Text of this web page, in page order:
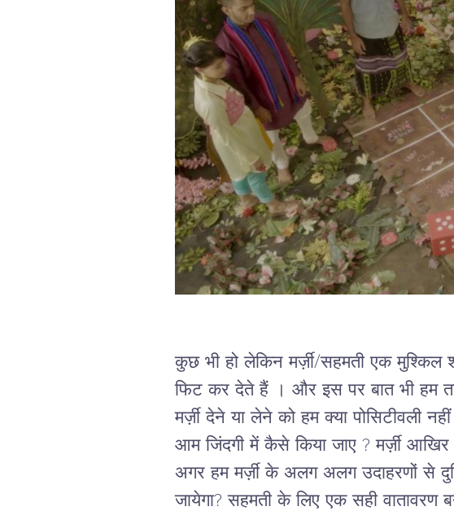
कुछ भी हो लेकिन मर्ज़ी/सहमती एक मुश्किल
फिट कर देते हैं । और इस पर बात भी हम
मर्ज़ी देने या लेने को हम क्या पोसिटीवली
आम जिंदगी में कैसे किया जाए ? मर्ज़ी आखिर
अगर हम मर्ज़ी के अलग अलग उदाहरणों से
जायेगा? सहमती के लिए एक सही वातावरण